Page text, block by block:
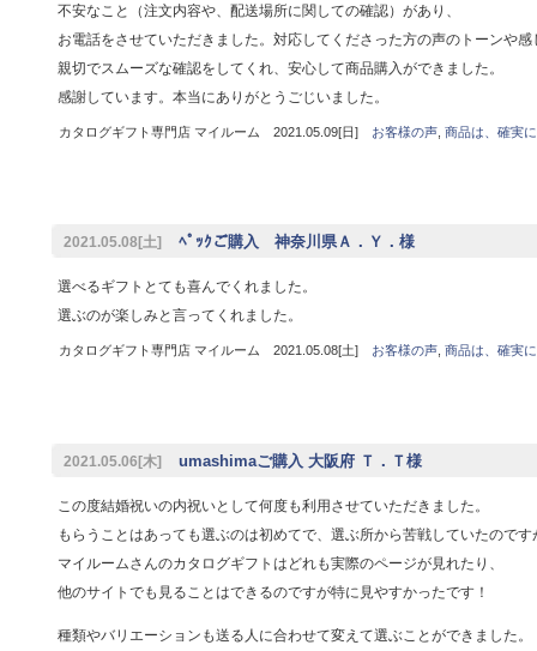
不安なこと（注文内容や、配送場所に関しての確認）があり、
お電話をさせていただきました。対応してくださった方の声のトーンや感
親切でスムーズな確認をしてくれ、安心して商品購入ができました。
感謝しています。本当にありがとうごじいました。
カタログギフト専門店 マイルーム 2021.05.09[日] お客様の声, 商品は、確実
2021.05.08[土] ﾍﾟｯｸご購入 神奈川県Ａ．Ｙ．様
選べるギフトとても喜んでくれました。
選ぶのが楽しみと言ってくれました。
カタログギフト専門店 マイルーム 2021.05.08[土] お客様の声, 商品は、確実
2021.05.06[木] umashimaご購入 大阪府 Ｔ．Ｔ様
この度結婚祝いの内祝いとして何度も利用させていただきました。
もらうことはあっても選ぶのは初めてで、選ぶ所から苦戦していたのです
マイルームさんのカタログギフトはどれも実際のページが見れたり、
他のサイトでも見ることはできるのですが特に見やすかったです！
種類やバリエーションも送る人に合わせて変えて選ぶことができました。